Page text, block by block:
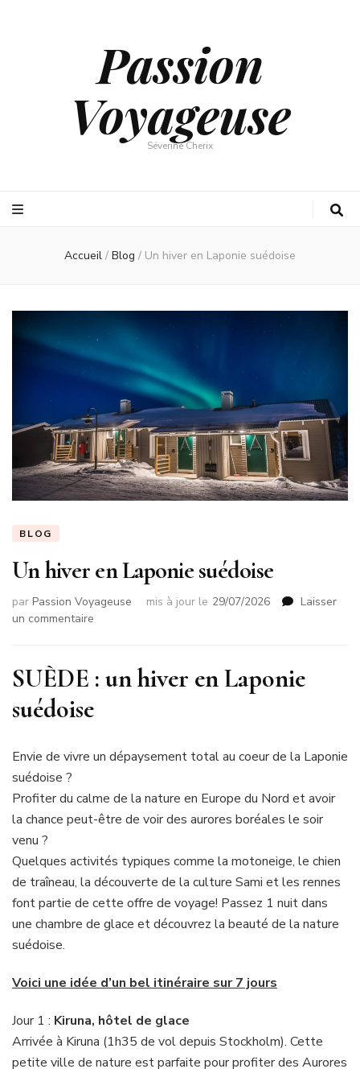
Passion
Voyageuse
Séverine Cherix
Accueil / Blog / Un hiver en Laponie suédoise
BLOG
Un hiver en Laponie suédoise
par Passion Voyageuse mis à jour le 29/07/2026
Laisser
un commentaire
Laponie
SUÈDE : un hiver en Laponie
suédoise
Envie de vivre un dépaysement total au coeur de la Laponie
suédoise ?
Profiter du calme de la nature en Europe du Nord et avoir
la chance peut-être de voir des aurores boréales le soir
venu ?
Quelques activités typiques comme la motoneige, le chien
de traîneau, la découverte de la culture Sami et les rennes
font partie de cette offre de voyage! Passez 1 nuit dans
une chambre de glace et découvrez la beauté de la nature
suédoise.
Voici une idée d’un bel itinéraire sur 7 jours
Jour 1 : Kiruna, hôtel de glace
Arrivée à Kiruna (1h35 de vol depuis Stockholm). Cette
petite ville de nature est parfaite pour profiter des Aurores